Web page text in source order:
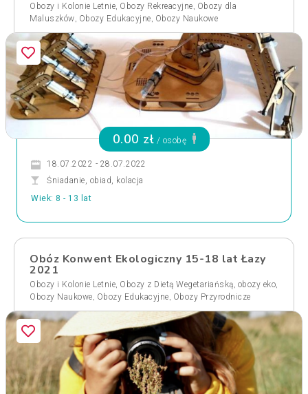
Obozy i Kolonie Letnie, Obozy Rekreacyjne, Obozy dla
Maluszków, Obozy Edukacyjne, Obozy Naukowe
0.00 zł / osobę
18.07.2022 - 28.07.2022
Śniadanie, obiad, kolacja
Wiek: 8 - 13 lat
Obóz Konwent Ekologiczny 15-18 lat Łazy
2021
Obozy i Kolonie Letnie, Obozy z Dietą Wegetariańską, obozy eko,
Obozy Naukowe, Obozy Edukacyjne, Obozy Przyrodnicze